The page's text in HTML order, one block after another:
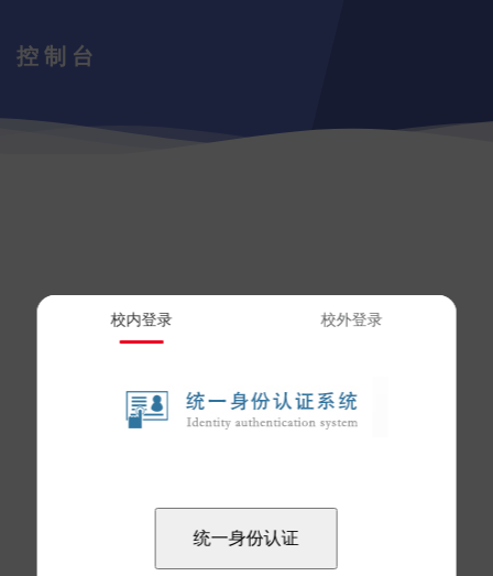
控制台
校内登录 校外登录